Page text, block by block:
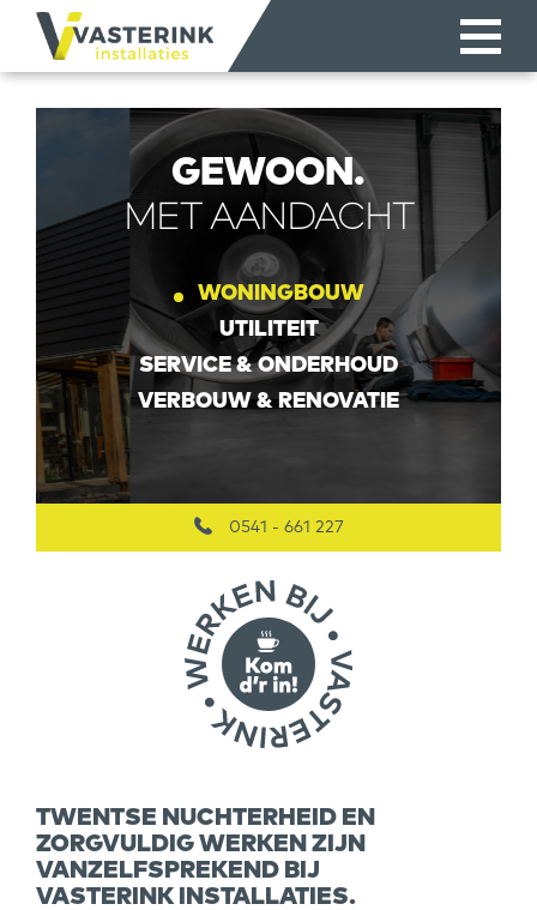
GEWOON.
MET AANDACHT
WONINGBOUW
UTILITEIT
SERVICE & ONDERHOUD
VERBOUW & RENOVATIE
0541 - 661 227
TWENTSE NUCHTERHEID EN
ZORGVULDIG WERKEN ZIJN
VANZELFSPREKEND BIJ
VASTERINK INSTALLATIES.